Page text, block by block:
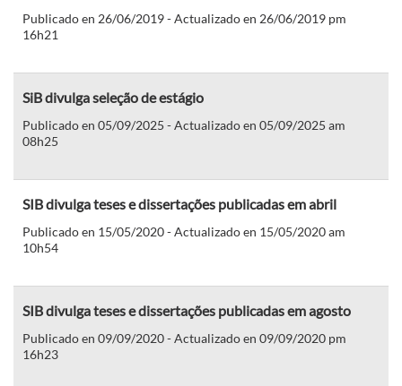
Publicado en 26/06/2019 - Actualizado en 26/06/2019 pm
16h21
SiB divulga seleção de estágio
Publicado en 05/09/2025 - Actualizado en 05/09/2025 am
08h25
SIB divulga teses e dissertações publicadas em abril
Publicado en 15/05/2020 - Actualizado en 15/05/2020 am
10h54
SIB divulga teses e dissertações publicadas em agosto
Publicado en 09/09/2020 - Actualizado en 09/09/2020 pm
16h23